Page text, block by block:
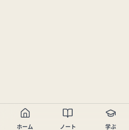
ホーム ノート 学ぶ